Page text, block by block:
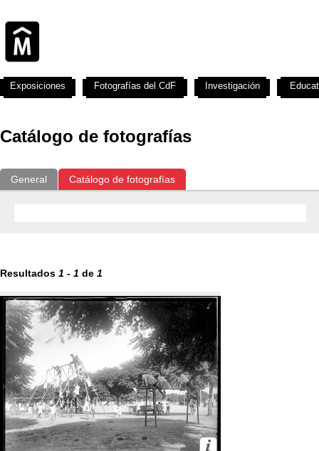
Catálogo de fotografías
General Catálogo de fotografías
Resultados 1 - 1 de 1
Exposiciones Fotografías del CdF Investigación